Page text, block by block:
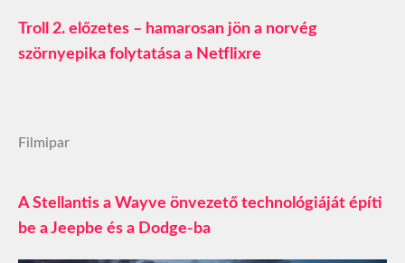
Troll 2. előzetes – hamarosan jön a norvég
szörnyepika folytatása a Netflixre
Filmipar
A Stellantis a Wayve önvezető technológiáját építi
be a Jeepbe és a Dodge-ba